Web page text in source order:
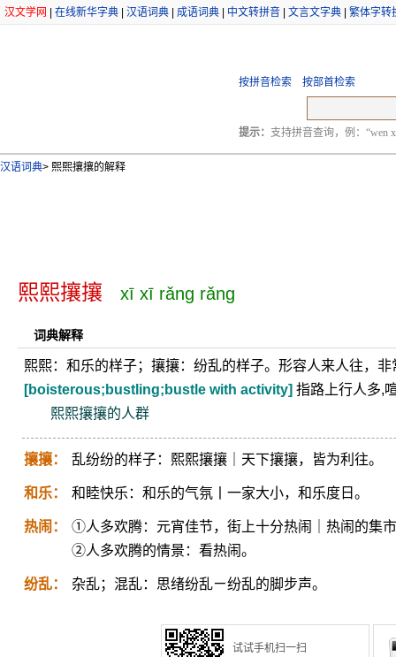
汉文学网 在线新华字典 汉语词典 成语词典 中文转拼音 文言文字典 繁体字转
按拼音检索 按部首检索
提示： 支持拼音查询，例：“wen
汉语词典> 熙熙攘攘的解释
熙熙攘攘 xī xī rǎng rǎng
词典解释
熙熙：和乐的样子；攘攘：纷乱的样子。形容人来人往，非
[boisterous;bustling;bustle with activity] 指路上行人多,
熙熙攘攘的人群
攘攘： 乱纷纷的样子：熙熙攘攘｜天下攘攘，皆为利往。
和乐： 和睦快乐：和乐的气氛丨一家大小，和乐度日。
热闹：
①人多欢腾：元宵佳节，街上十分热闹｜热闹的集
②人多欢腾的情景：看热闹。
纷乱： 杂乱；混乱：思绪纷乱ㄧ纷乱的脚步声。
试试手机扫一扫